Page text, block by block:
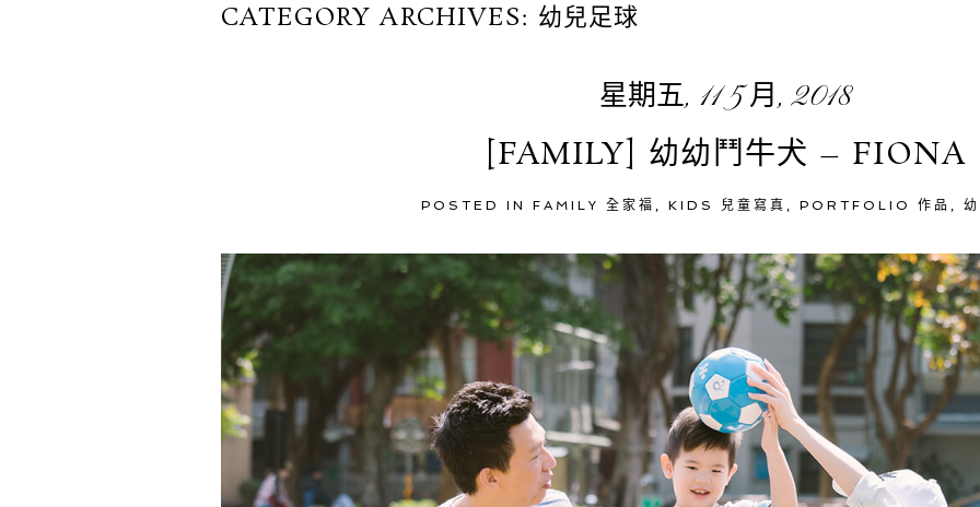
CATEGORY ARCHIVES: 幼兒足球
星期五, 11 5 月, 2018
[FAMILY] 幼幼鬥牛犬 – FIONA
POSTED IN FAMILY 全家福 , KIDS 兒童寫真 , PORTFOLIO 作品 ,